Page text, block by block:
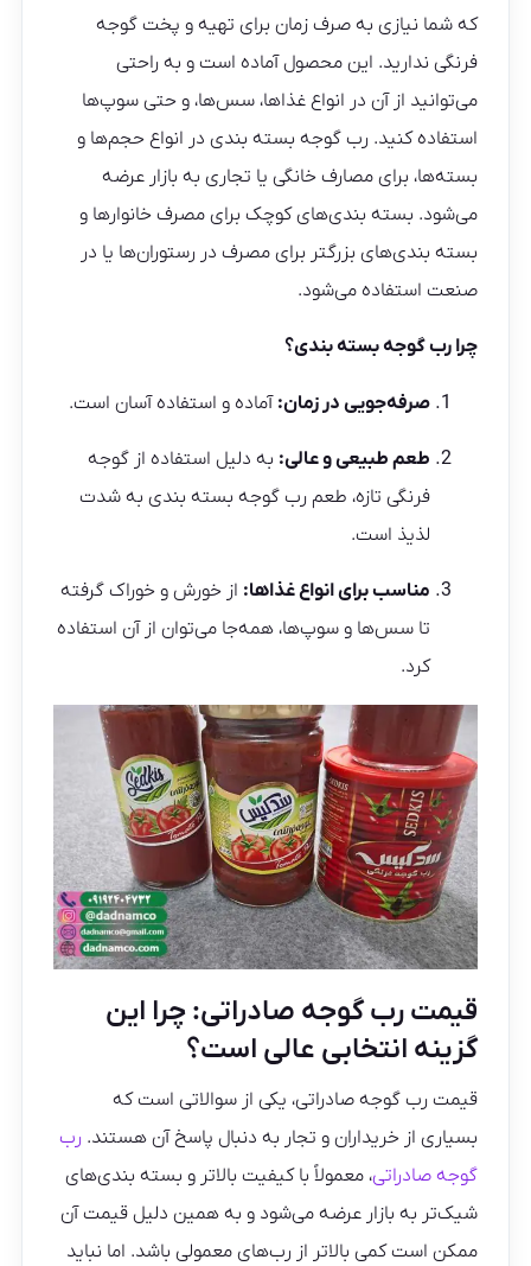
که شما نیازی به صرف زمان برای تهیه و پخت گوجه
فرنگی ندارید. این محصول آماده است و به راحتی
می‌توانید از آن در انواع غذاها، سس‌ها، و حتی سوپ‌ها
استفاده کنید. رب گوجه بسته بندی در انواع حجم‌ها و
بسته‌ها، برای مصارف خانگی یا تجاری به بازار عرضه
می‌شود. بسته‌ بندی‌های کوچک برای مصرف خانوارها و
بسته‌ بندی‌های بزرگتر برای مصرف در رستوران‌ها یا در
صنعت استفاده می‌شود.
چرا رب گوجه بسته بندی؟
صرفه‌جویی در زمان: آماده و استفاده آسان است.
طعم طبیعی و عالی: به دلیل استفاده از گوجه
فرنگی تازه، طعم رب گوجه بسته بندی به شدت
لذیذ است.
مناسب برای انواع غذاها: از خورش و خوراک گرفته
تا سس‌ها و سوپ‌ها، همه‌جا می‌توان از آن استفاده
کرد.
قیمت رب گوجه صادراتی: چرا این
گزینه انتخابی عالی است؟
قیمت رب گوجه صادراتی، یکی از سوالاتی است که
بسیاری از خریداران و تجار به دنبال پاسخ آن هستند. رب
گوجه صادراتی، معمولاً با کیفیت بالاتر و بسته‌ بندی‌های
شیک‌تر به بازار عرضه می‌شود و به همین دلیل قیمت آن
ممکن است کمی بالاتر از رب‌های معمولی باشد. اما نباید